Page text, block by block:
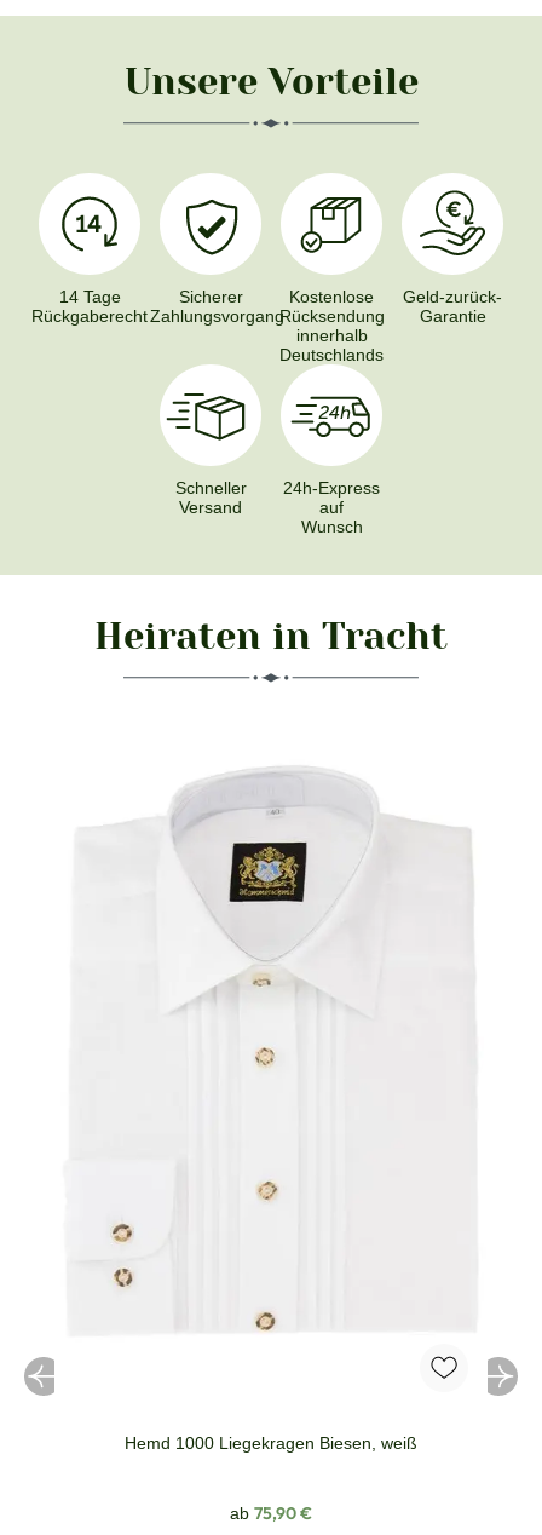
Unsere Vorteile
14 Tage
Rückgaberecht
Sicherer
Zahlungsvorgang
Kostenlose
Rücksendung
innerhalb
Deutschlands
Geld-zurück-
Garantie
Schneller
Versand
24h-Express
auf
Wunsch
Heiraten in Tracht
Hemd 1000 Liegekragen Biesen, weiß
Regulärer Preis:
ab 75,90 €